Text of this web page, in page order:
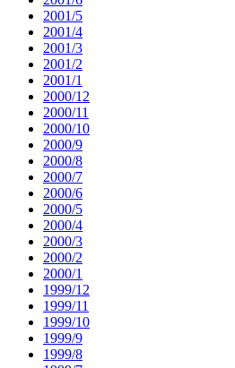
2001/5
2001/4
2001/3
2001/2
2001/1
2000/12
2000/11
2000/10
2000/9
2000/8
2000/7
2000/6
2000/5
2000/4
2000/3
2000/2
2000/1
1999/12
1999/11
1999/10
1999/9
1999/8